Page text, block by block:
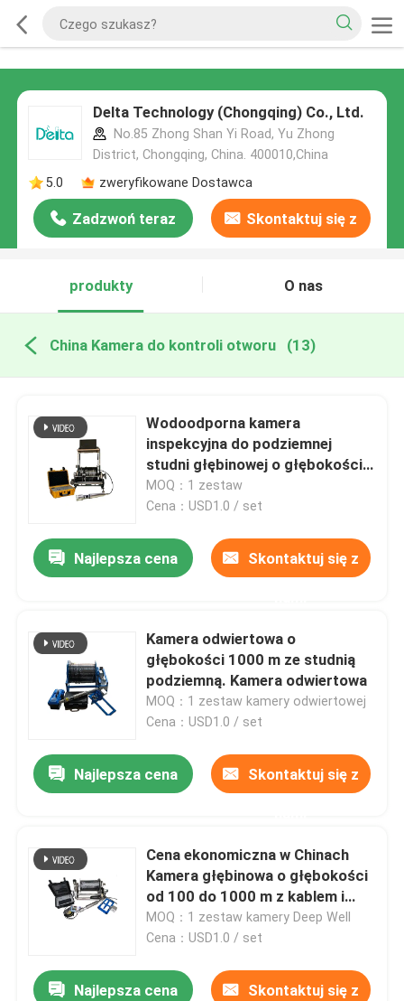
Delta Technology (Chongqing) Co., Ltd.
No.85 Zhong Shan Yi Road, Yu Zhong
District, Chongqing, China. 400010,China
5.0
zweryfikowane Dostawca
Zadzwoń teraz Skontaktuj się z
produkty
O nas
China Kamera do kontroli otworu (13)
Wodoodporna kamera
inspekcyjna do podziemnej
studni głębinowej o głębokości
1000 m
MOQ：1 zestaw
Cena：USD1.0 / set
Najlepsza cena Skontaktuj się z
Kamera odwiertowa o
głębokości 1000 m ze studnią
podziemną. Kamera odwiertowa
MOQ：1 zestaw kamery odwiertowej
Cena：USD1.0 / set
Najlepsza cena Skontaktuj się z
Cena ekonomiczna w Chinach
Kamera głębinowa o głębokości
od 100 do 1000 m z kablem i
kamerą
MOQ：1 zestaw kamery Deep Well
Cena：USD1.0 / set
Najlepsza cena Skontaktuj się z